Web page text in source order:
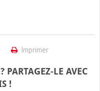
Imprimer
PARTAGEZ-LE AVEC
!